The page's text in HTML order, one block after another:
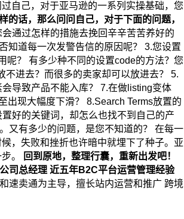
自己，对于亚马逊的一系列实操基础，您
的话，那么问问自己，对于下面的问题，
通过怎样的措施去挽回辛辛苦苦养好的
知道每一次发警告信的原因呢？
3.您设置
呢？ 有多少种不同的设置code的方法？您
进去？而很多的卖家却可以放进去？
5.
导致产品不能入库？
7.在做listing变体
出现大幅度下滑？
8.Search Terms放置的
好的关键词，却怎么也找不到自己的产
又有多少的问题，是您不知道的？
在每一
，失败和挫折也许暗中就埋下了种子。亚
。
回到原地，整理行囊，重新出发吧！
司总经理 近五年B2C平台运营管理经验
速卖通为主导，擅长站内运营和推广 跨境